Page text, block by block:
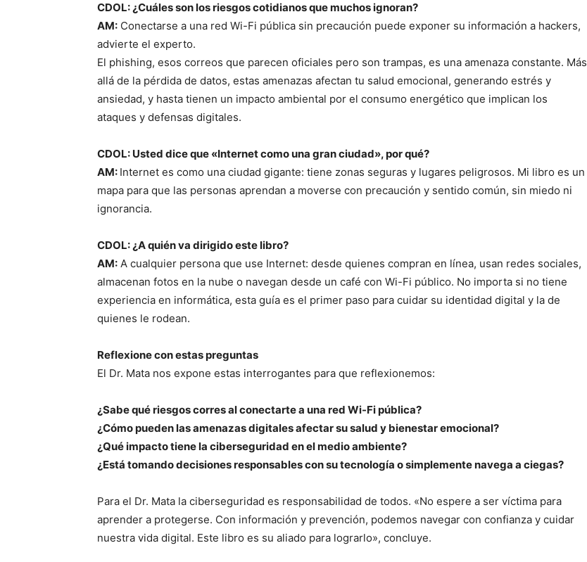
CDOL: ¿Cuáles son los riesgos cotidianos que muchos ignoran?
AM: Conectarse a una red Wi-Fi pública sin precaución puede exponer su información a hackers,
advierte el experto.
El phishing, esos correos que parecen oficiales pero son trampas, es una amenaza constante. Más
allá de la pérdida de datos, estas amenazas afectan tu salud emocional, generando estrés y
ansiedad, y hasta tienen un impacto ambiental por el consumo energético que implican los
ataques y defensas digitales.
CDOL: Usted dice que «Internet como una gran ciudad», por qué?
AM: Internet es como una ciudad gigante: tiene zonas seguras y lugares peligrosos. Mi libro es un
mapa para que las personas aprendan a moverse con precaución y sentido común, sin miedo ni
ignorancia.
CDOL: ¿A quién va dirigido este libro?
AM: A cualquier persona que use Internet: desde quienes compran en línea, usan redes sociales,
almacenan fotos en la nube o navegan desde un café con Wi-Fi público. No importa si no tiene
experiencia en informática, esta guía es el primer paso para cuidar su identidad digital y la de
quienes le rodean.
Reflexione con estas preguntas
El Dr. Mata nos expone estas interrogantes para que reflexionemos:
¿Sabe qué riesgos corres al conectarte a una red Wi-Fi pública?
¿Cómo pueden las amenazas digitales afectar su salud y bienestar emocional?
¿Qué impacto tiene la ciberseguridad en el medio ambiente?
¿Está tomando decisiones responsables con su tecnología o simplemente navega a ciegas?
Para el Dr. Mata la ciberseguridad es responsabilidad de todos. «No espere a ser víctima para
aprender a protegerse. Con información y prevención, podemos navegar con confianza y cuidar
nuestra vida digital. Este libro es su aliado para lograrlo», concluye.